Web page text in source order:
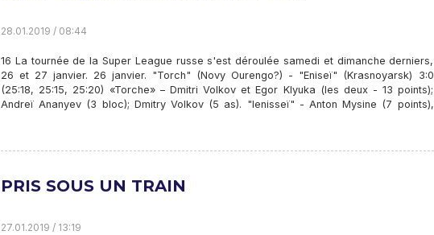
28.01.2019 / 08:44
16 La tournée de la Super League russe s'est déroulée samedi et dimanche derniers,
26 et 27 janvier. 26 janvier. "Torch" (Novy Ourengo?) - "Eniseï" (Krasnoyarsk) 3:0
(25:18, 25:15, 25:20) «Torche» – Dmitri Volkov et Egor Klyuka (les deux - 13 points);
Andreï Ananyev (3 bloc); Dmitry Volkov (5 as). "Ienisseï" - Anton Mysine (7 points),
PRIS SOUS UN TRAIN
27.01.2019 / 13:19